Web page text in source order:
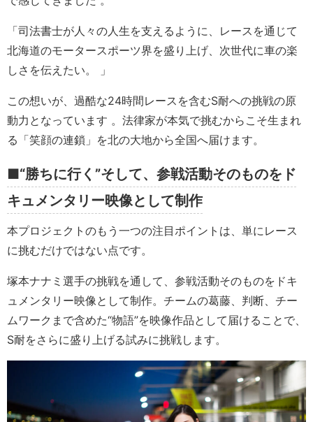
「司法書士が人々の人生を支えるように、レースを通じて
北海道のモータースポーツ界を盛り上げ、次世代に車の楽
しさを伝えたい。 」
この想いが、過酷な24時間レースを含むS耐への挑戦の原
動力となっています 。法律家が本気で挑むからこそ生まれ
る「笑顔の連鎖」を北の大地から全国へ届けます。
■“勝ちに行く”そして、参戦活動そのものをド
キュメンタリー映像として制作
本プロジェクトのもう一つの注目ポイントは、単にレース
に挑むだけではない点です。
塚本ナナミ選手の挑戦を通して、参戦活動そのものをドキ
ュメンタリー映像として制作。チームの葛藤、判断、チー
ムワークまで含めた“物語”を映像作品として届けることで、
S耐をさらに盛り上げる試みに挑戦します。